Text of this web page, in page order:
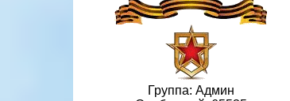
Группа: Админ